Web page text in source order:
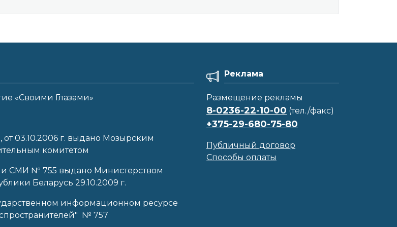
«Своими Глазами»
03.10.2006 г. выдано Мозырским
комитетом
СМИ № 755 выдано Министерством
Беларусь 29.10.2009 г.
информационном ресурсе
№ 757
Реклама
Размещение рекламы
8-0236-22-10-00 (тел./факс)
+375-29-680-75-80
Публичный договор
Способы оплаты